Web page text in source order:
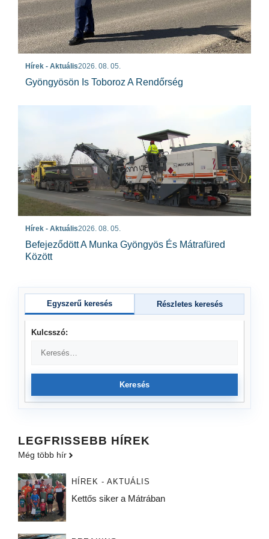
Hírek - Aktuális2026. 08. 05.
Gyöngyösön Is Toboroz A Rendőrség
Hírek - Aktuális2026. 08. 05.
Befejeződött A Munka Gyöngyös És Mátrafüred
Között
Egyszerű keresés Részletes keresés
Kulcsszó:
Keresés
LEGFRISSEBB HÍREK
Még több hír
HÍREK - AKTUÁLIS
Kettős siker a Mátrában